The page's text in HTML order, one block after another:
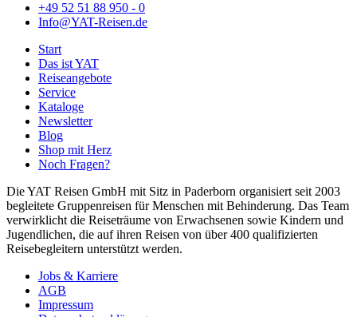
+49 52 51 88 950 - 0
Info@YAT-Reisen.de
Start
Das ist YAT
Reiseangebote
Service
Kataloge
Newsletter
Blog
Shop mit Herz
Noch Fragen?
Die YAT Reisen GmbH mit Sitz in Paderborn organisiert seit 2003
begleitete Gruppenreisen für Menschen mit Behinderung. Das Team
verwirklicht die Reiseträume von Erwachsenen sowie Kindern und
Jugendlichen, die auf ihren Reisen von über 400 qualifizierten
Reisebegleitern unterstützt werden.
Jobs & Karriere
AGB
Impressum